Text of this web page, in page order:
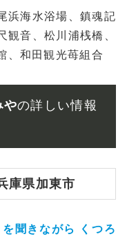
浜海水浴場、鎮魂記
観音、松川浦桟橋、
、和田観光苺組合
やの詳しい情報
庫県加東市
聞きながら くつろ